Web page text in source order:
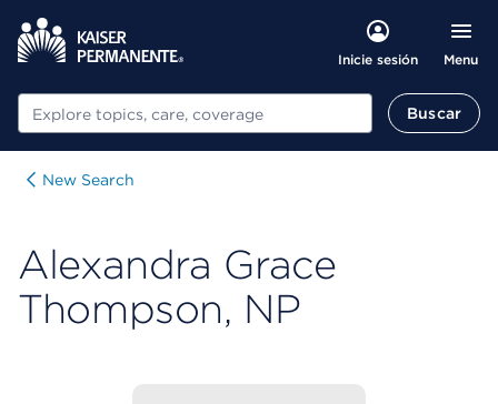
Inicie sesión Menu
Buscar Buscar
New Search
Alexandra Grace
Thompson, NP